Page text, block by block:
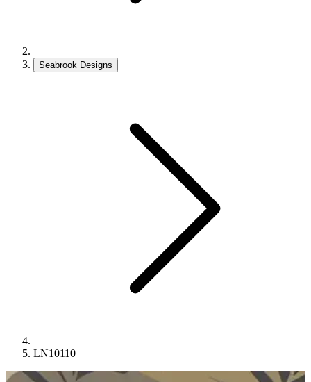
Seabrook Designs
LN10110